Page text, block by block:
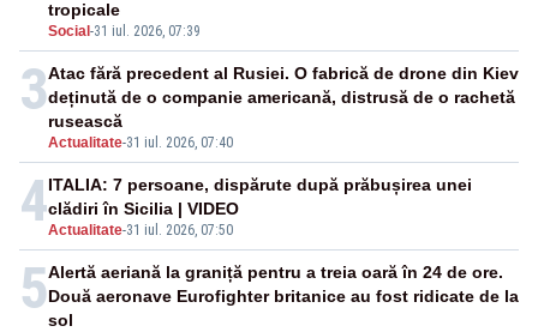
Social -31 iul. 2026, 07:39
tropicale
3
Actualitate-31 iul. 2026, 07:40
Atac fără precedent al Rusiei. O fabrică de drone din Kiev
deținută de o companie americană, distrusă de o rachetă
rusească
4Actualitate-31 iul. 2026, 07:50
ITALIA: 7 persoane, dispărute după prăbușirea unei
clădiri în Sicilia | VIDEO
5Alertă aeriană la graniță pentru a treia oară în 24 de ore.
Două aeronave Eurofighter britanice au fost ridicate de la
sol